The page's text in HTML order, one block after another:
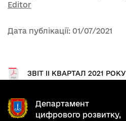
Editor
Дата публікації: 01/07/2021
ЗВІТ ІІ КВАРТАЛ 2021 РОКУ
Департамент
цифрового розвитку,